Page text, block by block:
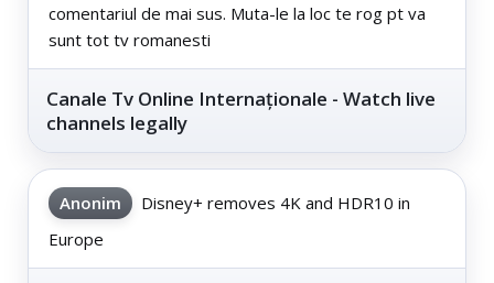
comentariul de mai sus. Muta-le la loc te rog pt va
sunt tot tv romanesti
Canale Tv Online Internaționale - Watch live
channels legally
Anonim
Disney+ removes 4K and HDR10 in
Europe